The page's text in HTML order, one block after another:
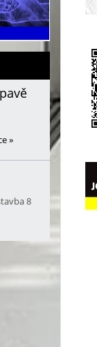
»
8